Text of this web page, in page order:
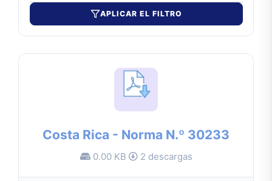
APLICAR EL FILTRO
Costa Rica - Norma N.º 30233
0.00 KB 2 descargas